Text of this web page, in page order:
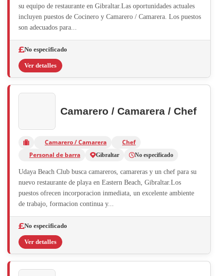
su equipo de restaurante en Gibraltar.Las oportunidades actuales
incluyen puestos de Cocinero y Camarero / Camarera. Los puestos
son adecuados para...
No especificado
Ver detalles
Camarero / Camarera / Chef
Camarero / Camarera
Chef
Personal de barra
Gibraltar No especificado
Udaya Beach Club busca camareros, camareras y un chef para su
nuevo restaurante de playa en Eastern Beach, Gibraltar.Los
puestos ofrecen incorporacion inmediata, un excelente ambiente
de trabajo, formacion continua y...
No especificado
Ver detalles